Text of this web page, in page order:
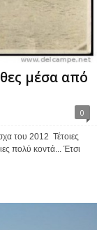
μέσα από
0
του 2012 Τέτοιες
πολύ κοντά... Έτσι